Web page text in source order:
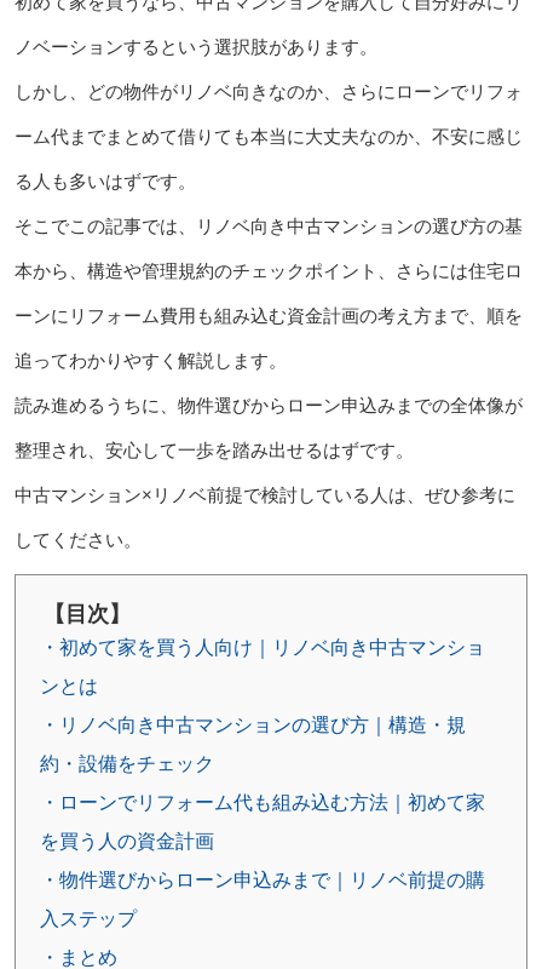
ノベーションするという選択肢があります。
しかし、どの物件がリノベ向きなのか、さらにローンでリフォ
ーム代までまとめて借りても本当に大丈夫なのか、不安に感じ
る人も多いはずです。
そこでこの記事では、リノベ向き中古マンションの選び方の基
本から、構造や管理規約のチェックポイント、さらには住宅ロ
ーンにリフォーム費用も組み込む資金計画の考え方まで、順を
追ってわかりやすく解説します。
読み進めるうちに、物件選びからローン申込みまでの全体像が
整理され、安心して一歩を踏み出せるはずです。
中古マンション×リノベ前提で検討している人は、ぜひ参考に
してください。
【目次】
・初めて家を買う人向け｜リノベ向き中古マンショ
ンとは
・リノベ向き中古マンションの選び方｜構造・規
約・設備をチェック
・ローンでリフォーム代も組み込む方法｜初めて家
を買う人の資金計画
・物件選びからローン申込みまで｜リノベ前提の購
入ステップ
・まとめ